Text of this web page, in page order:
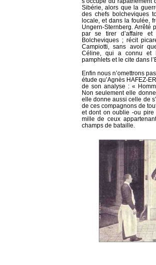
Sibérie, alors que la
des chefs bolcheviques
locale, et dans la foulée,
Ungern-Sternberg. Arrêté
par se tirer d’affaire et
Bolcheviques ; récit
Campiotti, sans avoir
Céline, qui a connu et
pamphlets et le cite dans
Enfin nous n’omettrons
étude qu’Agnès HAFEZ-
de son analyse : «
Non seulement elle
elle donne aussi celle de
de ces compagnons de
et dont on oublie -ou pire
mille de ceux
champs de bataille.